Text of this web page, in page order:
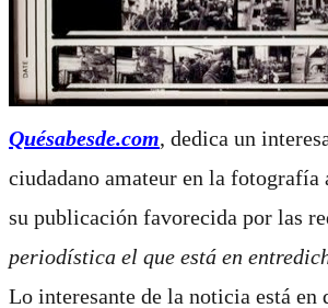
Quésabesde.com, dedica un
ciudadano amateur en la
su publicación favorecida por las
periodística el que está en
Lo interesante de la noticia está